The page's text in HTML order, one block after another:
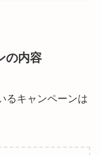
の内容
るキャンペーンは